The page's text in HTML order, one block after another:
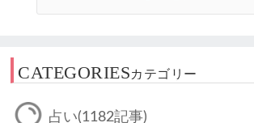
CATEGORIESカテゴリー
占い(1182記事)